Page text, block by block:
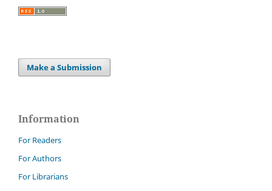
Make a Submission
Information
For Readers
For Authors
For Librarians